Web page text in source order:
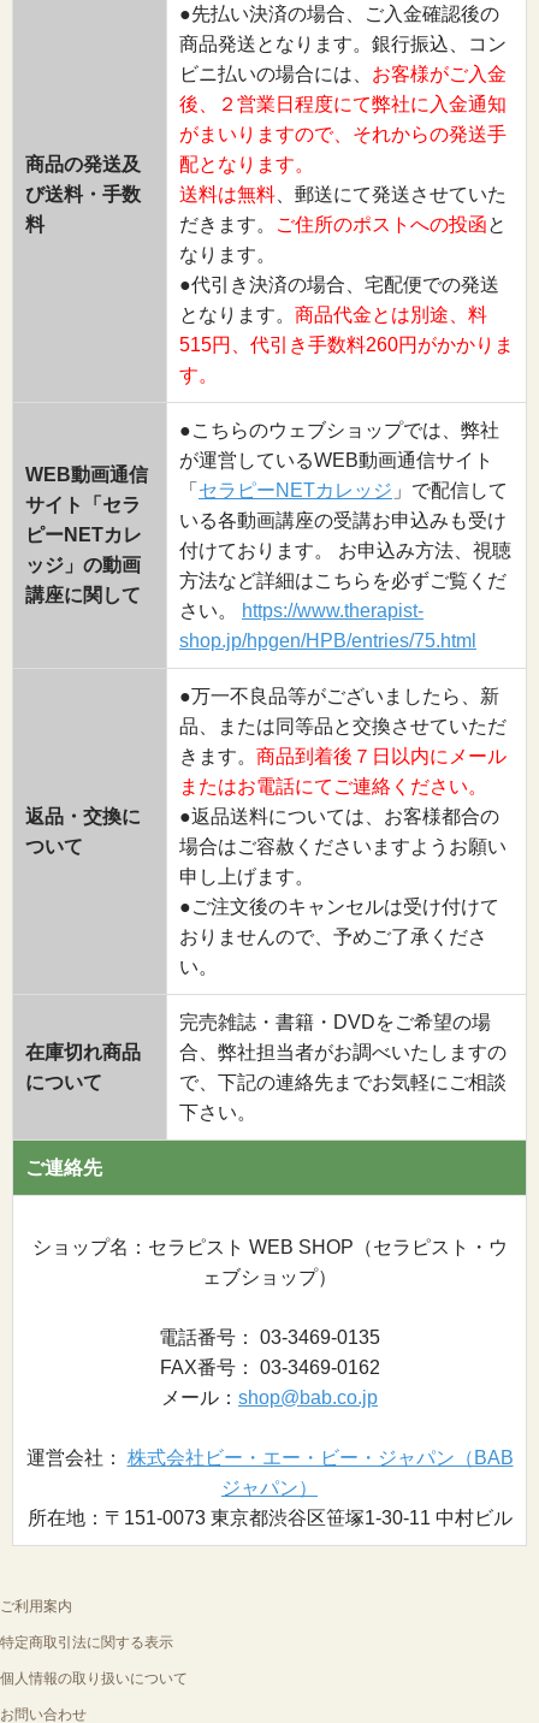
商品の発送及
び送料・手数
料
●先払い決済の場合、ご入金確認後の
商品発送となります。銀行振込、コン
ビニ払いの場合には、 お客様がご入金
後、２営業日程度にて弊社に入金通知
がまいりますので、それからの発送手
配となります。
送料は無料 、郵送にて発送させていた
だきます。
ご住所のポストへの投函と
なります。
●代引き決済の場合、宅配便での発送
となります。 商品代金とは別途、料
515円、代引き手数料260円がかかりま
す。
WEB動画通信
サイト「セラ
ピーNETカレ
ッジ」の動画
講座に関して
●こちらのウェブショップでは、弊社
が運営しているWEB動画通信サイト
「 セラピーNETカレッジ 」で配信して
いる各動画講座の受講お申込みも受け
付けております。 お申込み方法、視聴
方法など詳細はこちらを必ずご覧くだ
さい。
https://www.therapist-
shop.jp/hpgen/HPB/entries/75.html
返品・交換に
ついて
●万一不良品等がございましたら、新
品、または同等品と交換させていただ
きます。 商品到着後７日以内にメール
またはお電話にてご連絡ください。
●返品送料については、お客様都合の
場合はご容赦くださいますようお願い
申し上げます。
●ご注文後のキャンセルは受け付けて
おりませんので、予めご了承くださ
い。
在庫切れ商品
について
完売雑誌・書籍・DVDをご希望の場
合、弊社担当者がお調べいたしますの
で、下記の連絡先までお気軽にご相談
下さい。
ご連絡先
ショップ名：セラピスト WEB SHOP（セラピスト・ウ
ェブショップ）
電話番号： 03-3469-0135
FAX番号： 03-3469-0162
メール： shop@bab.co.jp
運営会社： 株式会社ビー・エー・ビー・ジャパン（BAB
ジャパン）
所在地：〒151-0073 東京都渋谷区笹塚1-30-11 中村ビル
ご利用案内
特定商取引法に関する表示
個人情報の取り扱いについて
お問い合わせ